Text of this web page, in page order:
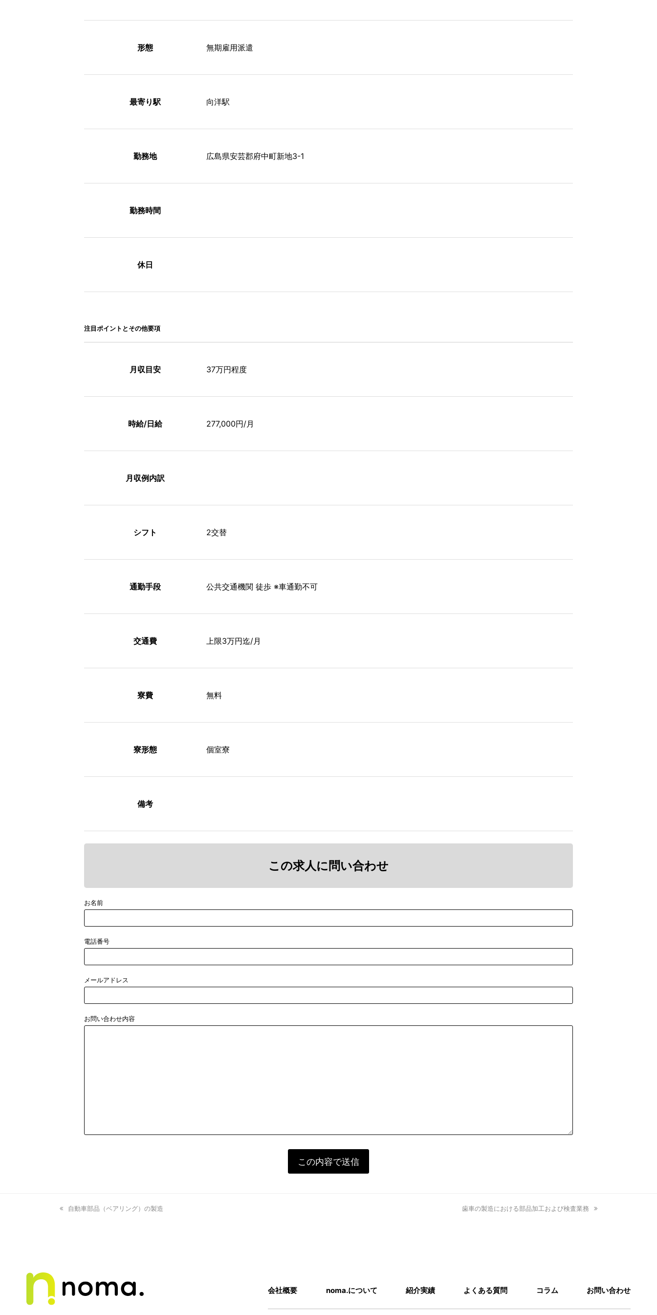
形態 無期雇用派遣
最寄り駅 向洋駅
勤務地 広島県安芸郡府中町新地3-1
勤務時間
休日
注⽬ポイントとその他要項
月収目安 37万円程度
時給/日給 277,000円/月
月収例内訳
シフト 2交替
通勤手段 公共交通機関 徒歩 ※車通勤不可
交通費 上限3万円迄/月
寮費 無料
寮形態 個室寮
備考
この求人に問い合わせ
お名前
電話番号
メールアドレス
お問い合わせ内容
previous
自動車部品（ベアリング）の製造
next
歯車の製造における部品加工および検査業務
会社概要 noma.について 紹介実績 よくある質問 コラム お問い合わせ